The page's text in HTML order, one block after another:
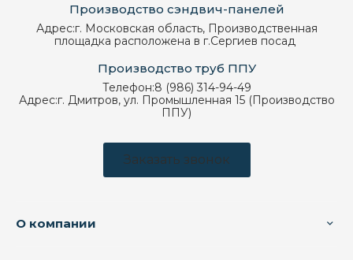
Производство сэндвич-панелей
Адрес:г. Московская область, Производственная
площадка расположена в г.Сергиев посад
Производство труб ППУ
Телефон:8 (986) 314-94-49
Адрес:г. Дмитров, ул. Промышленная 15 (Производство
ППУ)
Заказать звонок
О компании